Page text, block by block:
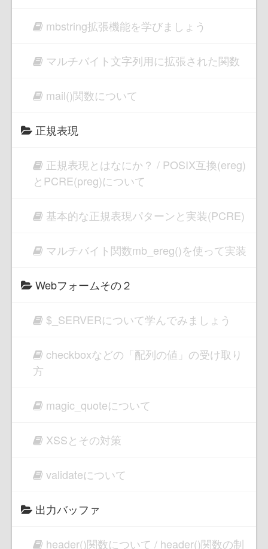
mbstring拡張機能を学びましょう
マルチバイト文字列用に拡張された関数
mail()関数について
正規表現
正規表現とはなにか？ / POSIX互換(ereg)
とPCRE(preg)について
基本的な正規表現パターンと実装(PCRE)
マルチバイト関数mb_ereg()を使って実装
Webフォームその２
$_SERVERについて学んでみましょう
checkboxなどの「配列の値」の受け取り
方
magic_quoteについて
XSSとその対策
validateについて
出力バッファ
header()関数について / header()関数の制